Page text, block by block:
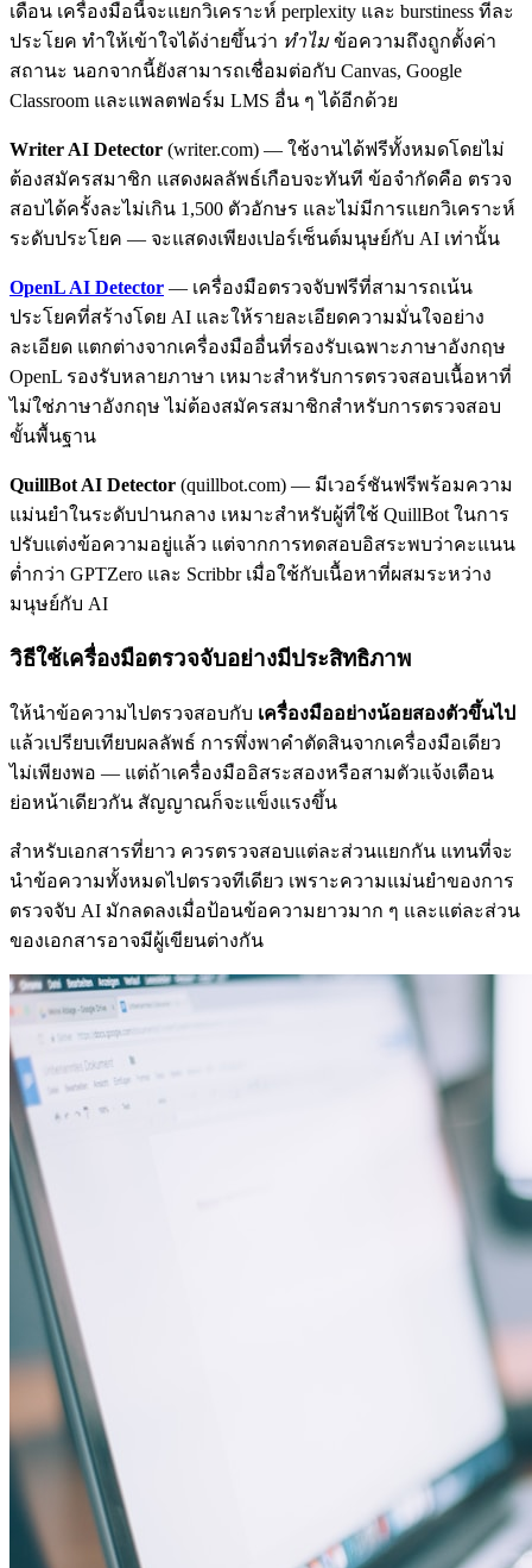
เดือน เครื่องมือนี้จะแยกวิเคราะห์ perplexity และ burstiness ทีละ
ประโยค ทำให้เข้าใจได้ง่ายขึ้นว่า ทำไมข้อความถึงถูกตั้งค่า
สถานะ นอกจากนี้ยังสามารถเชื่อมต่อกับ Canvas, Google
Classroom และแพลตฟอร์ม LMS อื่น ๆ ได้อีกด้วย
Writer AI Detector (writer.com) — ใช้งานได้ฟรีทั้งหมดโดยไม่
ต้องสมัครสมาชิก แสดงผลลัพธ์เกือบจะทันที ข้อจำกัดคือ ตรวจ
สอบได้ครั้งละไม่เกิน 1,500 ตัวอักษร และไม่มีการแยกวิเคราะห์
ระดับประโยค — จะแสดงเพียงเปอร์เซ็นต์มนุษย์กับ AI เท่านั้น
OpenL AI Detector — เครื่องมือตรวจจับฟรีที่สามารถเน้น
ประโยคที่สร้างโดย AI และให้รายละเอียดความมั่นใจอย่าง
ละเอียด แตกต่างจากเครื่องมืออื่นที่รองรับเฉพาะภาษาอังกฤษ
OpenL รองรับหลายภาษา เหมาะสำหรับการตรวจสอบเนื้อหาที่
ไม่ใช่ภาษาอังกฤษ ไม่ต้องสมัครสมาชิกสำหรับการตรวจสอบ
ขั้นพื้นฐาน
QuillBot AI Detector (quillbot.com) — มีเวอร์ชันฟรีพร้อมความ
แม่นยำในระดับปานกลาง เหมาะสำหรับผู้ที่ใช้ QuillBot ในการ
ปรับแต่งข้อความอยู่แล้ว แต่จากการทดสอบอิสระพบว่าคะแนน
ต่ำกว่า GPTZero และ Scribbr เมื่อใช้กับเนื้อหาที่ผสมระหว่าง
มนุษย์กับ AI
วิธีใช้เครื่องมือตรวจจับอย่างมีประสิทธิภาพ
ให้นำข้อความไปตรวจสอบกับ เครื่องมืออย่างน้อยสองตัวขึ้นไป
แล้วเปรียบเทียบผลลัพธ์ การพึ่งพาคำตัดสินจากเครื่องมือเดียว
ไม่เพียงพอ — แต่ถ้าเครื่องมืออิสระสองหรือสามตัวแจ้งเตือน
ย่อหน้าเดียวกัน สัญญาณก็จะแข็งแรงขึ้น
สำหรับเอกสารที่ยาว ควรตรวจสอบแต่ละส่วนแยกกัน แทนที่จะ
นำข้อความทั้งหมดไปตรวจทีเดียว เพราะความแม่นยำของการ
ตรวจจับ AI มักลดลงเมื่อป้อนข้อความยาวมาก ๆ และแต่ละส่วน
ของเอกสารอาจมีผู้เขียนต่างกัน